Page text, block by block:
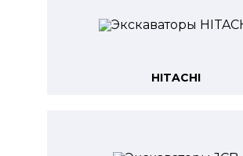
HITACHI